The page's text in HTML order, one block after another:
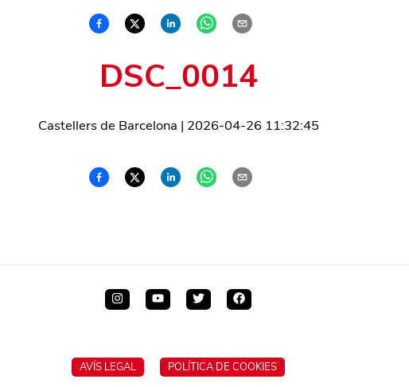
DSC_0014
Castellers de Barcelona | 2026-04-26 11:32:45
AVÍS LEGAL POLÍTICA DE COOKIES